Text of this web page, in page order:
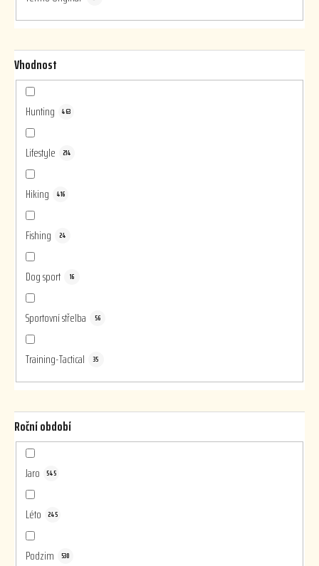
Vhodnost
Hunting 463
Lifestyle 214
Hiking 416
Fishing 24
Dog sport 16
Sportovní střelba 56
Training-Tactical 35
Roční období
Jaro 545
Léto 245
Podzim 530